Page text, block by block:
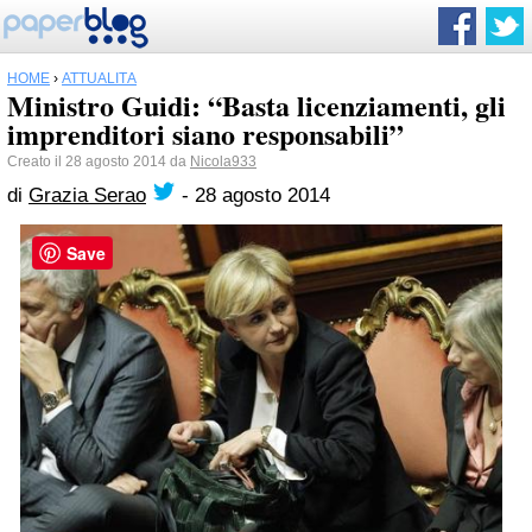
HOME › ATTUALITÀ
Ministro Guidi: “Basta licenziamenti, gli
imprenditori siano responsabili”
Creato il 28 agosto 2014 da Nicola933
di Grazia Serao - 28 agosto 2014
Save